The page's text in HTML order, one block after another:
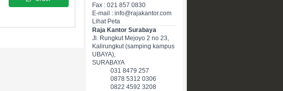
Fax : 021 857 0830
E-mail : info@rajakantor.com
Lihat Peta
Raja Kantor Surabaya
Jl. Rungkut Mejoyo 2 no 23,
Kalirungkut (samping kampus
UBAYA),
SURABAYA
031 8479 257
0878 5312 0306
0822 4592 3208